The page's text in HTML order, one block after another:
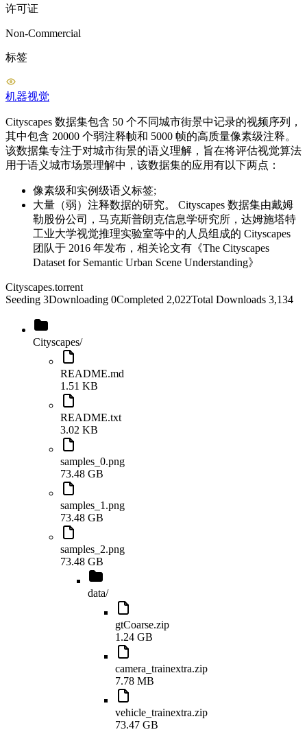
许可证
Non-Commercial
标签
机器视觉
Cityscapes 数据集包含 50 个不同城市街景中记录的视频序列，
其中包含 20000 个弱注释帧和 5000 帧的高质量像素级注释。
该数据集专注于对城市街景的语义理解，旨在将评估视觉算法
用于语义城市场景理解中，该数据集的应用有以下两点：
像素级和实例级语义标签;
大量（弱）注释数据的研究。 Cityscapes 数据集由戴姆
勒股份公司，马克斯普朗克信息学研究所，达姆施塔特
工业大学视觉推理实验室等中的人员组成的 Cityscapes
团队于 2016 年发布，相关论文有《The Cityscapes
Dataset for Semantic Urban Scene Understanding》
Cityscapes.torrent
Seeding 3Downloading 0Completed 2,022Total Downloads 3,134
Cityscapes/
README.md
1.51 KB
README.txt
3.02 KB
samples_0.png
73.48 GB
samples_1.png
73.48 GB
samples_2.png
73.48 GB
data/
gtCoarse.zip
1.24 GB
camera_trainextra.zip
7.78 MB
vehicle_trainextra.zip
73.47 GB